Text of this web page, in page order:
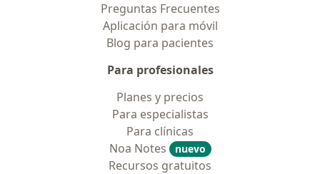
Preguntas Frecuentes
Aplicación para móvil
Blog para pacientes
Para profesionales
Planes y precios
Para especialistas
Para clínicas
Noa Notes
nuevo
Recursos gratuitos